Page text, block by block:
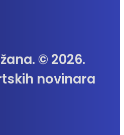
© 2026.
novinara